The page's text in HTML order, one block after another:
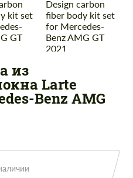
из
Larte
Benz AMG